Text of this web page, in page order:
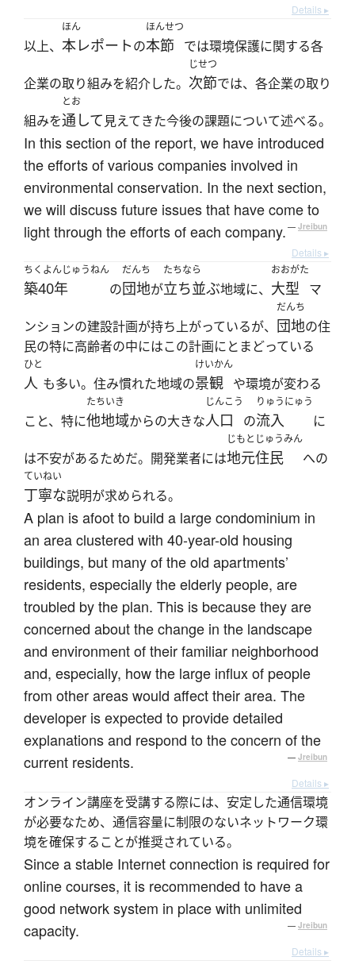
Details ▸
以上、
ほん
本レポートの
ほんせつ
本節 では環境保護に関する各
企業の取り組みを紹介した。
じせつ
次節では、各企業の取り
組みを
とお
通して 見えてきた今後の課題について述べる。
In this section of the report, we have introduced
the efforts of various companies involved in
environmental conservation. In the next section,
we will discuss future issues that have come to
light through the efforts of each company. — Jreibun
Details ▸
ちくよんじゅうねん
築40年 の
だんち
団地が
たちなら
立ち並ぶ地域に、
おおがた
大型 マ
ンションの建設計画が持ち上がっているが、
だんち
団地の住
民の特に高齢者の中にはこの計画にとまどっている
ひと
人 も多い。住み慣れた地域の
けいかん
景観 や環境が変わる
こと、特に
たちいき
他地域からの大きな
じんこう
人口 の
りゅうにゅう
流入 に
は不安があるためだ。開発業者には
じもとじゅうみん
地元住民 への
ていねい
丁寧な説明が求められる。
A plan is afoot to build a large condominium in
an area clustered with 40-year-old housing
buildings, but many of the old apartments’
residents, especially the elderly people, are
troubled by the plan. This is because they are
concerned about the change in the landscape
and environment of their familiar neighborhood
and, especially, how the large influx of people
from other areas would affect their area. The
developer is expected to provide detailed
explanations and respond to the concern of the
current residents.
— Jreibun
Details ▸
オンライン講座を受講する際には、安定した通信環境
が必要なため、通信容量に制限のないネットワーク環
境を確保することが推奨されている。
Since a stable Internet connection is required for
online courses, it is recommended to have a
good network system in place with unlimited
capacity.
— Jreibun
Details ▸